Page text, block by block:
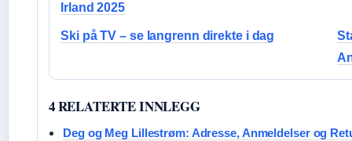
Irland 2025
Ski på TV – se langrenn direkte i dag
4 RELATERTE INNLEGG
Deg og Meg Lillestrøm: Adresse, Anmeldelser og